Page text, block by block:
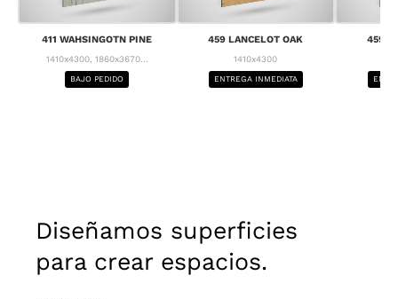
411 WAHSINGOTN PINE
1410x4300, 1860x3670...
BAJO PEDIDO
459 LANCELOT OAK
1410x4300
ENTREGA INMEDIATA
459
Diseñamos superficies
para crear espacios.